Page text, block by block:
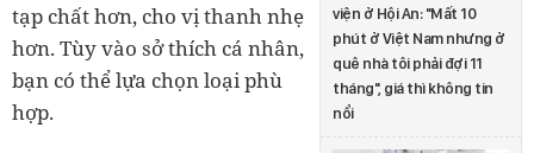
viện ở Hội An: "Mất 10
phút ở Việt Nam nhưng ở
quê nhà tôi phải đợi 11
tháng", giá thì không tin
nổi
tạp chất hơn, cho vị thanh nhẹ
hơn. Tùy vào sở thích cá nhân,
bạn có thể lựa chọn loại phù
hợp.